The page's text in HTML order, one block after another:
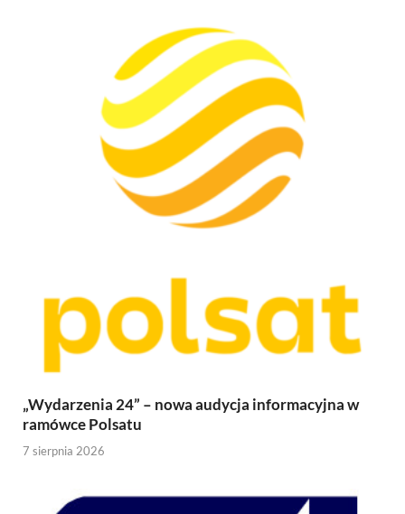
„Wydarzenia 24” – nowa audycja informacyjna w
ramówce Polsatu
7 sierpnia 2026